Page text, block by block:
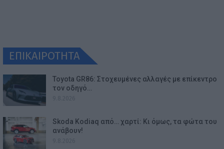
ΕΠΙΚΑΙΡΟΤΗΤΑ
Toyota GR86: Στοχευμένες αλλαγές με επίκεντρο
τον οδηγό…
Skoda Kodiaq από… χαρτί: Κι όμως, τα φώτα του
ανάβουν!